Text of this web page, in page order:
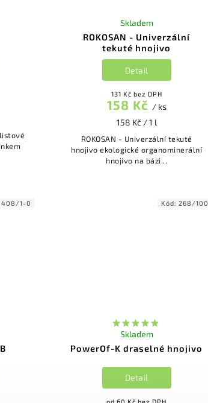
ROKOSAN - Univerzální
tekuté hnojivo
Skladem
131 Kč bez DPH
158 Kč / ks
158 Kč / 1 l
Detail
ROKOSAN - Univerzální tekuté
hnojivo ekologické organominerální
hnojivo na bázi...
408/1-0
PowerOf-K draselné hnojivo
Skladem
od 60 Kč bez DPH
Detail
Kód:268/100